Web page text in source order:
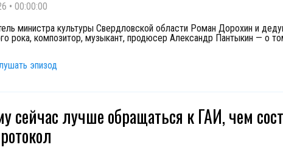
• 00:00:00
министра культуры Свердловской области Роман Дорохин и
рока, композитор, музыкант, продюсер Александр Пантыкин — о
эпизод
сейчас лучше обращаться к ГАИ, чем